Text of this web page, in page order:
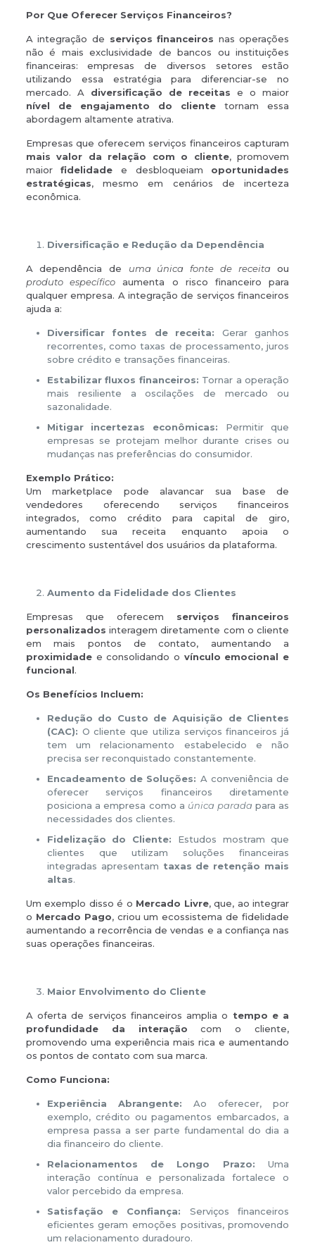
Por Que Oferecer Serviços Financeiros?
A integração de serviços financeiros nas operações
não é mais exclusividade de bancos ou instituições
financeiras: empresas de diversos setores estão
utilizando essa estratégia para diferenciar-se no
mercado. A diversificação de receitas e o maior
nível de engajamento do cliente tornam essa
abordagem altamente atrativa.
Empresas que oferecem serviços financeiros capturam
mais valor da relação com o cliente, promovem
maiorfidelidade e desbloqueiam oportunidades
estratégicas, mesmo em cenários de incerteza
econômica.
Diversificação e Redução da Dependência
A dependência de uma única fonte de receita ou
produto específico aumenta o risco financeiro para
qualquer empresa. A integração de serviços financeiros
ajuda a:
Diversificar fontes de receita: Gerar ganhos
recorrentes, como taxas de processamento, juros
sobre crédito e transações financeiras.
Estabilizar fluxos financeiros: Tornar a operação
mais resiliente a oscilações de mercado ou
sazonalidade.
Mitigar incertezas econômicas: Permitir que
empresas se protejam melhor durante crises ou
mudanças nas preferências do consumidor.
Exemplo Prático:
Um marketplace pode alavancar sua base de
vendedores oferecendo serviços financeiros
integrados, como crédito para capital de giro,
aumentando sua receita enquanto apoia o
crescimento sustentável dos usuários da plataforma.
Aumento da Fidelidade dos Clientes
Empresas que oferecem serviços financeiros
personalizados interagem diretamente com o cliente
em mais pontos de contato, aumentando a
proximidadee consolidando o vínculo emocional e
funcional.
Os Benefícios Incluem:
Redução do Custo de Aquisição de Clientes
(CAC): O cliente que utiliza serviços financeiros já
tem um relacionamento estabelecido e não
precisa ser reconquistado constantemente.
Encadeamento de Soluções: A conveniência de
oferecer serviços financeiros diretamente
posiciona a empresa como a única parada para as
necessidades dos clientes.
Fidelização do Cliente: Estudos mostram que
clientes que utilizam soluções financeiras
integradas apresentam taxas de retenção mais
altas.
Um exemplo disso é o Mercado Livre, que, ao integrar
o Mercado Pago, criou um ecossistema de fidelidade
aumentando a recorrência de vendas e a confiança nas
suas operações financeiras.
Maior Envolvimento do Cliente
A oferta de serviços financeiros amplia o tempo e a
profundidade da interação com o cliente,
promovendo uma experiência mais rica e aumentando
os pontos de contato com sua marca.
Como Funciona:
Experiência Abrangente: Ao oferecer, por
exemplo, crédito ou pagamentos embarcados, a
empresa passa a ser parte fundamental do dia a
dia financeiro do cliente.
Relacionamentos de Longo Prazo: Uma
interação contínua e personalizada fortalece o
valor percebido da empresa.
Satisfação e Confiança: Serviços financeiros
eficientes geram emoções positivas, promovendo
um relacionamento duradouro.